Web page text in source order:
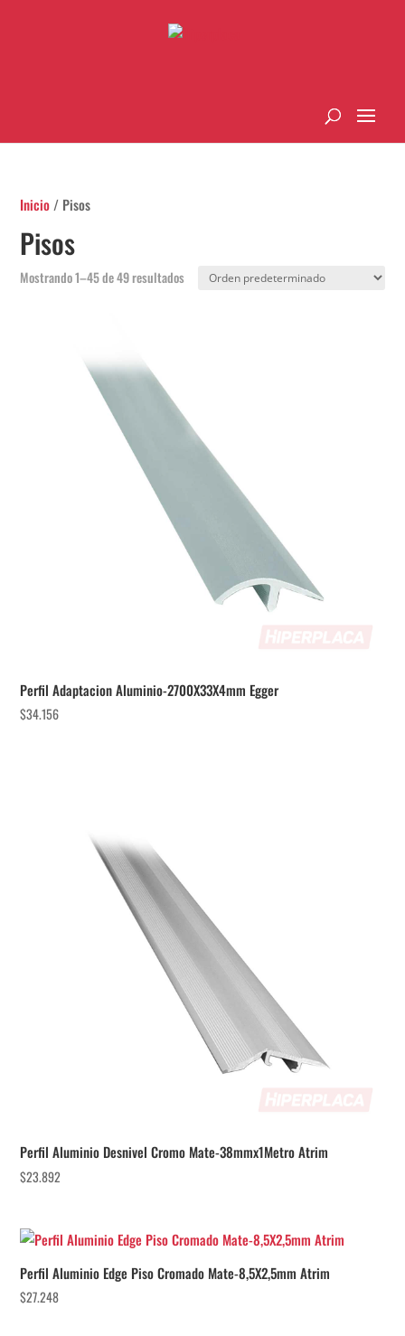
Inicio / Pisos
Pisos
Mostrando 1–45 de 49 resultados
Perfil Adaptacion Aluminio-2700X33X4mm Egger
$34.156
Perfil Aluminio Desnivel Cromo Mate-38mmx1Metro Atrim
$23.892
Perfil Aluminio Edge Piso Cromado Mate-8,5X2,5mm Atrim
$27.248